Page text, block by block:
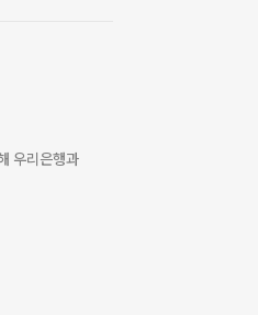
우리은행과